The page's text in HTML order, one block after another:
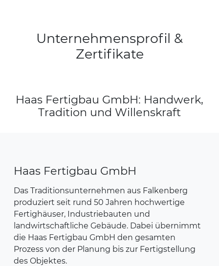
Unternehmensprofil &
Zertifikate
Haas Fertigbau GmbH: Handwerk,
Tradition und Willenskraft
Haas Fertigbau GmbH
Das Traditionsunternehmen aus Falkenberg
produziert seit rund 50 Jahren hochwertige
Fertighäuser, Industriebauten und
landwirtschaftliche Gebäude. Dabei übernimmt
die Haas Fertigbau GmbH den gesamten
Prozess von der Planung bis zur Fertigstellung
des Objektes.